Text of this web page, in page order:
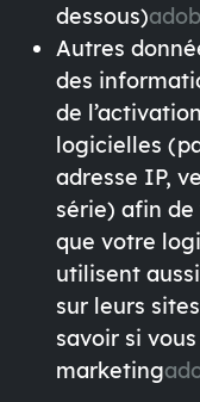
dessous)
Autres
des
de
logicielles
adresse IP,
série) afin
que votre
utilisent
sur leurs
savoir si
marketing